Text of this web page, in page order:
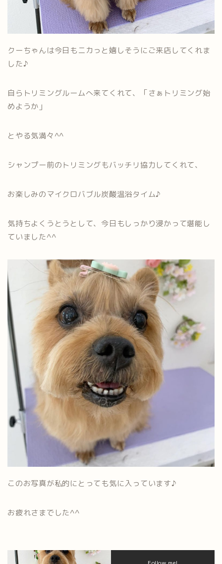
クーちゃんは今日もニカっと嬉しそうにご来店してくれま
した♪
自らトリミングルームへ来てくれて、「さぁトリミング始
めようか」
とやる気満々^^
シャンプー前のトリミングもバッチリ協力してくれて、
お楽しみのマイクロバブル炭酸温浴タイム♪
気持ちよくうとうとして、今日もしっかり浸かって堪能し
ていました^^
このお写真が私的にとっても気に入っています♪
お疲れさまでした^^